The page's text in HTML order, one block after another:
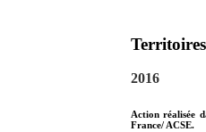
2016
Action réalisée
France/ ACSE.